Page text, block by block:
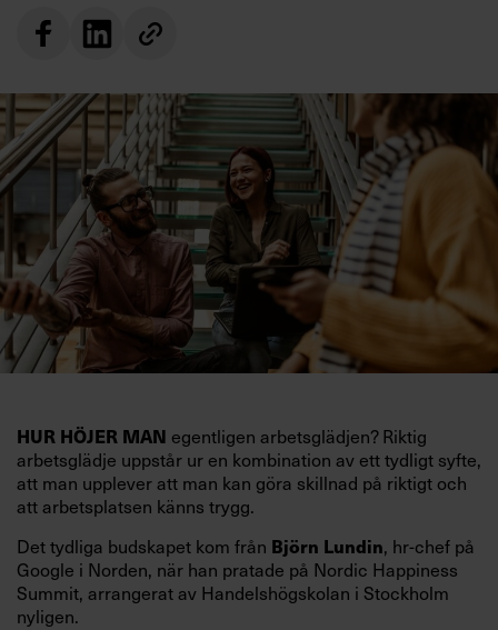
HUR HÖJER MAN egentligen arbetsglädjen? Riktig
arbetsglädje uppstår ur en kombination av ett tydligt syfte,
att man upplever att man kan göra skillnad på riktigt och
att arbetsplatsen känns trygg.
Det tydliga budskapet kom från Björn Lundin, hr-chef på
Google i Norden, när han pratade på Nordic Happiness
Summit, arrangerat av Handelshögskolan i Stockholm
nyligen.